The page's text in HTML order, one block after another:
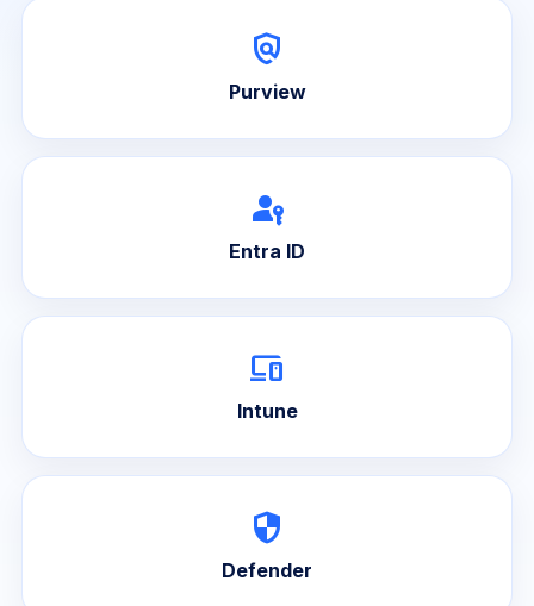
policy
Purview
passkey
Entra ID
devices
Intune
security
Defender